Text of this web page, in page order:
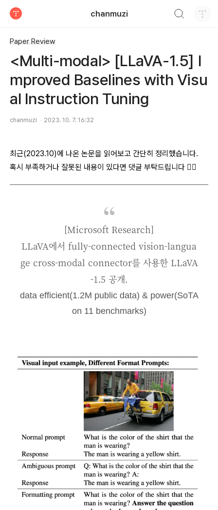
chanmuzi
Paper Review
<Multi-modal> [LLaVA-1.5] I
mproved Baselines with Visu
al Instruction Tuning
chanmuzi 2023. 10. 7. 16:32
최근(2023.10)에 나온 논문을 읽어보고 간단히 정리했습니다.
혹시 부족하거나 잘못된 내용이 있다면 댓글 부탁드립니다 🙇‍♂️
[Microsoft Research]
LLaVA에서 fully-connected vision-langua
ge cross-modal connector를 사용한 LLaVA
-1.5 공개.
data efficient(1.2M public data) & power(SoTA
on 11 benchmarks)